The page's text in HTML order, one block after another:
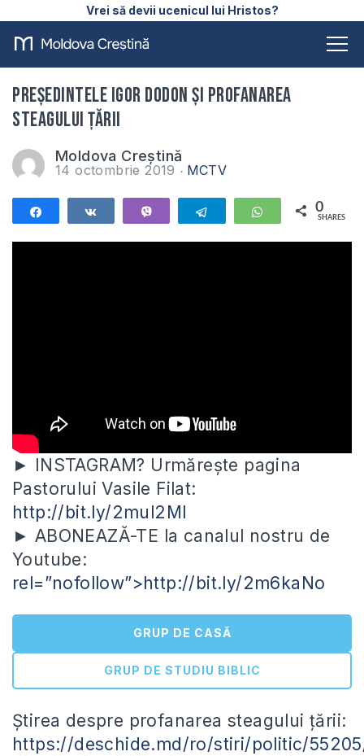
Vrei să devii ucenicul lui Hristos?
Președintele Igor Dodon și profanarea
steagului țării
Moldova Creștină
14 octombrie 2019 MCTV
Telegram WhatsApp
0
SHARES
► INSTAGRAM? Urmărește pagina
Pastorului Vasile Filat:
http://bit.ly/2mul2Ml
► ABONEAZĂ-TE la canalul nostru de
Youtube:
rel=”nofollow”>http://bit.ly/2m6kaNo
GRUP DE CASĂ
GRUP DE STUDIU BIBLIC
Știrea despre profanarea steagului țării:
https://deschide.md/ro/stiri/politic/